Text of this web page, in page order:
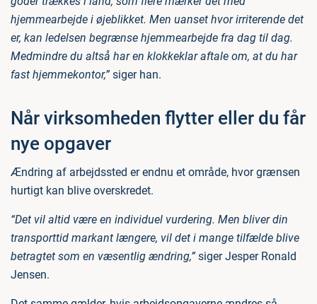
hjemmearbejde i øjeblikket. Men uanset hvor irriterende det
er, kan ledelsen begrænse hjemmearbejde fra dag til dag.
Medmindre du altså har en klokkeklar aftale om, at du har
fast hjemmekontor,”siger han.
Når virksomheden flytter eller du får
nye opgaver
Ændring af arbejdssted er endnu et område, hvor grænsen
hurtigt kan blive overskredet.
“Det vil altid være en individuel vurdering. Men bliver din
transporttid markant længere, vil det i mange tilfælde blive
betragtet som en væsentlig ændring,”siger Jesper Ronald
Jensen.